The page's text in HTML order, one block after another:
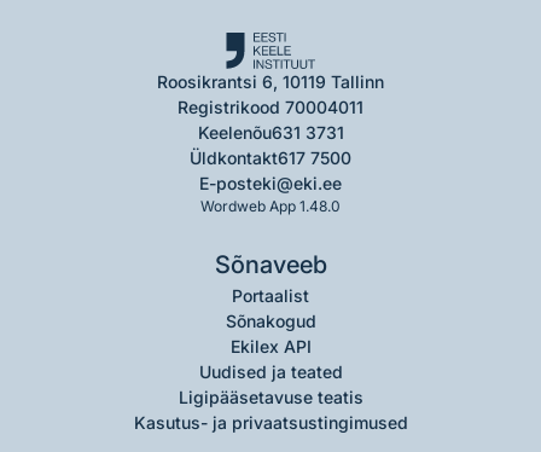
Roosikrantsi 6, 10119 Tallinn
Registrikood 70004011
Keelenõu631 3731
Üldkontakt617 7500
E-posteki@eki.ee
Wordweb App 1.48.0
Sõnaveeb
Portaalist
Sõnakogud
Ekilex API
Uudised ja teated
Ligipääsetavuse teatis
Kasutus- ja privaatsustingimused